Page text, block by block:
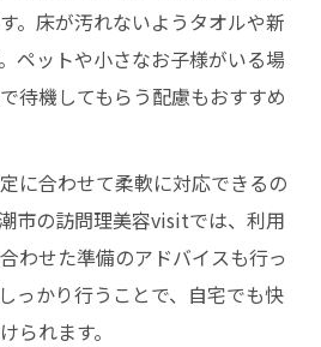
。床が汚れないようタオルや新
ペットや小さなお子様がいる場
待機してもらう配慮もおすすめ
に合わせて柔軟に対応できるの
市の訪問理美容visitでは、利用
わせた準備のアドバイスも行っ
っかり行うことで、自宅でも快
られます。